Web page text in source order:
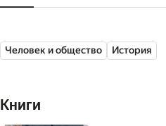
Человек и общество История
Книги